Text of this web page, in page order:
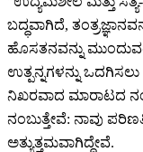
ಬದ್ಧವಾಗಿದೆ,
ಹೊಸತನವನ್ನು
ಉತ್ಪನ್ನಗಳನ್ನು
ನಿಖರವಾದ ಮಾರಾಟದ
ನಂಬುತ್ತೇವೆ: ನಾವು
ಅತ್ಯುತ್ತಮವಾಗಿದ್ದೇವೆ.